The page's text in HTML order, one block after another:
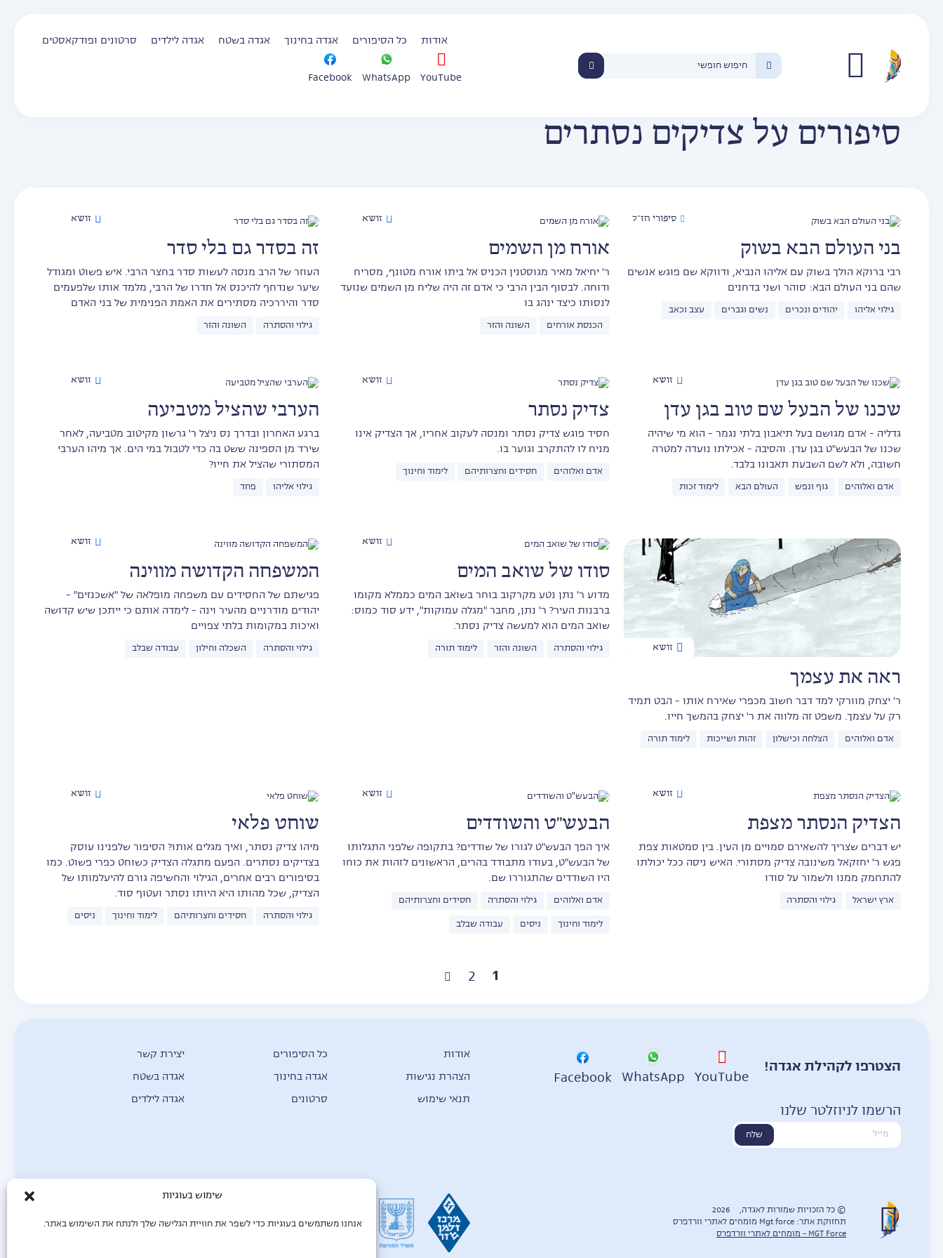
שימוש בעוגיות
אנחנו משתמשים בעוגיות כדי לשפר את חוויית הגלישה שלך ולנתח את השימוש באתר.
אודות כל הסיפורים אגדה בחינוך אגדה בשטח אגדה לילדים סרטונים ופודקאסטים
YouTube
WhatsApp
Facebook
סיפורים על צדיקים נסתרים
סיפורי חז״ל
בני העולם הבא בשוק
רבי ברוקא הולך בשוק עם אליהו הנביא, ודווקא שם פוגש אנשים
שהם בני העולם הבא: סוהר ושני בדחנים
גילוי אליהו יהודים ונכרים נשים וגברים עצב וכאב
זושא
אורח מן השמים
ר' יחיאל מאיר מגוסטנין הכניס אל ביתו אורח מטונף, מסריח
ודוחה. לבסוף הבין הרבי כי אדם זה היה שליח מן השמים שנועד
לנסותו כיצד ינהג בו
הכנסת אורחים השונה והזר
זושא
זה בסדר גם בלי סדר
העוזר של הרב מנסה לעשות סדר בחצר הרבי. איש פשוט ומגודל
שיער שנדחף להיכנס אל חדרו של הרבי, מלמד אותו שלפעמים
סדר והיררכיה מסתירים את האמת הפנימית של בני האדם
גילוי והסתרה השונה והזר
זושא
שכנו של הבעל שם טוב בגן עדן
גדליה - אדם מגושם בעל תיאבון בלתי נגמר - הוא מי שיהיה
שכנו של הבעש"ט בגן עדן. והסיבה - אכילתו נועדה למטרה
חשובה, ולא לשם השבעת תאבונו בלבד.
אדם ואלוהים גוף ונפש העולם הבא לימוד זכות
זושא
צדיק נסתר
חסיד פוגש צדיק נסתר ומנסה לעקוב אחריו, אך הצדיק אינו
מניח לו להתקרב וגוער בו.
אדם ואלוהים חסידים וחצרותיהם לימוד וחינוך
זושא
הערבי שהציל מטביעה
ברגע האחרון ובדרך נס ניצל ר' גרשון מקיטוב מטביעה, לאחר
שירד מן הספינה ששט בה כדי לטבול במי הים. אך מיהו הערבי
המסתורי שהציל את חייו?
גילוי אליהו פחד
זושא
ראה את עצמך
ר' יצחק מוורקי למד דבר חשוב מכפרי שאירח אותו - הבט תמיד
רק על עצמך. משפט זה מלווה את ר' יצחק בהמשך חייו.
אדם ואלוהים הצלחה וכישלון זהות ושייכות לימוד תורה
זושא
סודו של שואב המים
מדוע ר' נתן נטע מקרקוב בוחר בשואב המים כממלא מקומו
ברבנות העיר? ר' נתן, מחבר "מגלה עמוקות", ידע סוד כמוס:
שואב המים הוא למעשה צדיק נסתר.
גילוי והסתרה השונה והזר לימוד תורה
זושא
המשפחה הקדושה מווינה
פגישתם של החסידים עם משפחה מופלאה של "אשכנזים" -
יהודים מודרניים מהעיר וינה - לימדה אותם כי ייתכן שיש קדושה
ואיכות במקומות בלתי צפויים
גילוי והסתרה השכלה וחילון עבודה שבלב
זושא
הצדיק הנסתר מצפת
יש דברים שצריך להשאירם סמויים מן העין. בין סמטאות צפת
פגש ר' יחזקאל משינובה צדיק מסתורי. האיש ניסה ככל יכולתו
להתחמק ממנו ולשמור על סודו
ארץ ישראל גילוי והסתרה
זושא
הבעש"ט והשודדים
איך הפך הבעש"ט לגורו של שודדים? בתקופה שלפני התגלותו
של הבעש"ט, בעודו מתבודד בהרים, הראשונים לזהות את כוחו
היו השודדים שהתגוררו שם.
אדם ואלוהים גילוי והסתרה חסידים וחצרותיהם
לימוד וחינוך ניסים עבודה שבלב
זושא
שוחט פלאי
מיהו צדיק נסתר, ואיך מגלים אותו? הסיפור שלפנינו עוסק
בצדיקים נסתרים. הפעם מתגלה הצדיק כשוחט כפרי פשוט. כמו
בסיפורים רבים אחרים, הגילוי והחשיפה גורם להיעלמותו של
הצדיק, שכל מהותו היא היותו נסתר ועטוף סוד.
גילוי והסתרה חסידים וחצרותיהם לימוד וחינוך ניסים
1
2
הצטרפו לקהילת אגדה!
YouTube
WhatsApp
Facebook
הרשמו לניוזלטר שלנו
שלח
אודות כל הסיפורים
יצירת קשר
הצהרת נגישות
אגדה בחינוך
אגדה בשטח
תנאי שימוש
סרטונים אגדה לילדים
© כל הזכויות שמורות לאגדה,
2026
תחזוקת אתר: Mgt force מומחים לאתרי וורדפרס
MGT Force - מומחים לאתרי וורדפרס